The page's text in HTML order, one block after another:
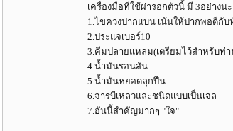
เครื่องมือที่ใช้ผ่ารอกตัวนี้ มี 3อย่างน
1.ไขควงปากแบน เน้นให้ปากพอดีกับ
2.ประแจเบอร์10
3.คีมปลายแหลม(เตรียมไว้สำหรับท่
4.น้ำมันรอนสัน
5.น้ำมันหยอดลุกปืน
6.จารบีเหลวและชนิดแบบเป็นเจล
7.อันนี้สำคัญมากๆ "ใจ"